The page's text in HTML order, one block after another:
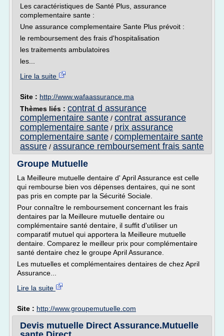
Les caractéristiques de Santé Plus, assurance
complementaire sante :
Une assurance complementaire Sante Plus prévoit :
le remboursement des frais d'hospitalisation
les traitements ambulatoires
les...
Lire la suite
Site : http://www.wafaassurance.ma
Thèmes liés : contrat d assurance
complementaire sante / contrat assurance
complementaire sante / prix assurance
complementaire sante / complementaire sante
assure / assurance remboursement frais sante
Groupe Mutuelle
La Meilleure mutuelle dentaire d' April Assurance est celle
qui rembourse bien vos dépenses dentaires, qui ne sont
pas pris en compte par la Sécurité Sociale.
Pour connaître le remboursement concernant les frais
dentaires par la Meilleure mutuelle dentaire ou
complémentaire santé dentaire, il suffit d'utiliser un
comparatif mutuel qui apportera la Meilleure mutuelle
dentaire. Comparez le meilleur prix pour complémentaire
santé dentaire chez le groupe April Assurance.
Les mutuelles et complémentaires dentaires de chez April
Assurance...
Lire la suite
Site : http://www.groupemutuelle.com
Devis mutuelle Direct Assurance.Mutuelle